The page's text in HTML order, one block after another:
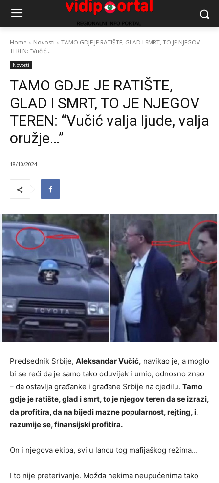
Home Novosti
TAMO GDJE JE RATIŠTE, GLAD I SMRT, TO JE NJEGOV
TEREN: "Vučić...
Novosti
TAMO GDJE JE RATIŠTE,
GLAD I SMRT, TO JE NJEGOV
TEREN: “Vučić valja ljude, valja
oružje…”
18/10/2024
Predsednik Srbije, Aleksandar Vučić, navikao je, a moglo
bi se reći da je samo tako oduvijek i umio, odnosno znao
– da ostavlja građanke i građane Srbije na cjedilu. Tamo
gdje je ratište, glad i smrt, to je njegov teren da se izrazi,
da profitira, da na bijedi mazne popularnost, rejting, i,
razumije se, finansijski profitira.
On i njegova ekipa, svi u lancu tog mafijaškog režima…
I to nije preterivanje. Možda nekima neupućenima tako